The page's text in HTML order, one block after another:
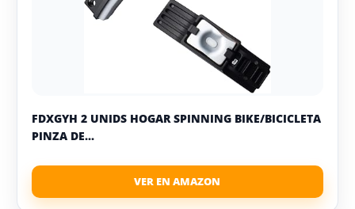
FDXGYH 2 UNIDS HOGAR SPINNING BIKE/BICICLETA
PINZA DE...